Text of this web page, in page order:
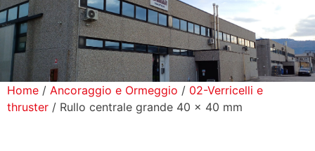
Prodotti
Home / Ancoraggio e Ormeggio / 02-Verricelli e
thruster / Rullo centrale grande 40 x 40 mm